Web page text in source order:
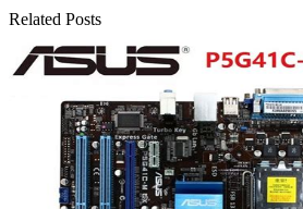
Related Posts